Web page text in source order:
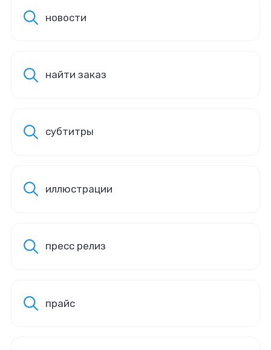
новости
найти заказ
субтитры
иллюстрации
пресс релиз
прайс